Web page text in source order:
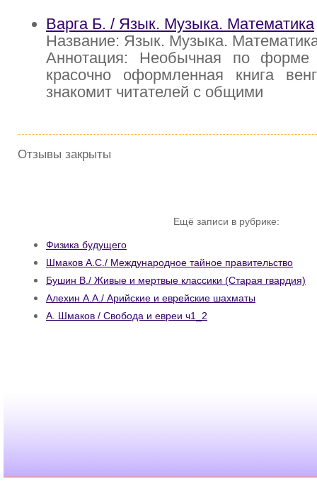
Варга Б. / Язык. Музыка. Математика
Название: Язык. Музыка.
Аннотация: Необычная по
красочно оформленная книга
знакомит читателей с общими
Отзывы закрыты
Ещё записи в рубрике:
Физика будущего
Шмаков А.С./ Международное тайное правительство
Бушин В./ Живые и мертвые классики (Старая гвардия)
Алехин А.А./ Арийские и еврейские шахматы
А. Шмаков / Свобода и евреи ч1_2